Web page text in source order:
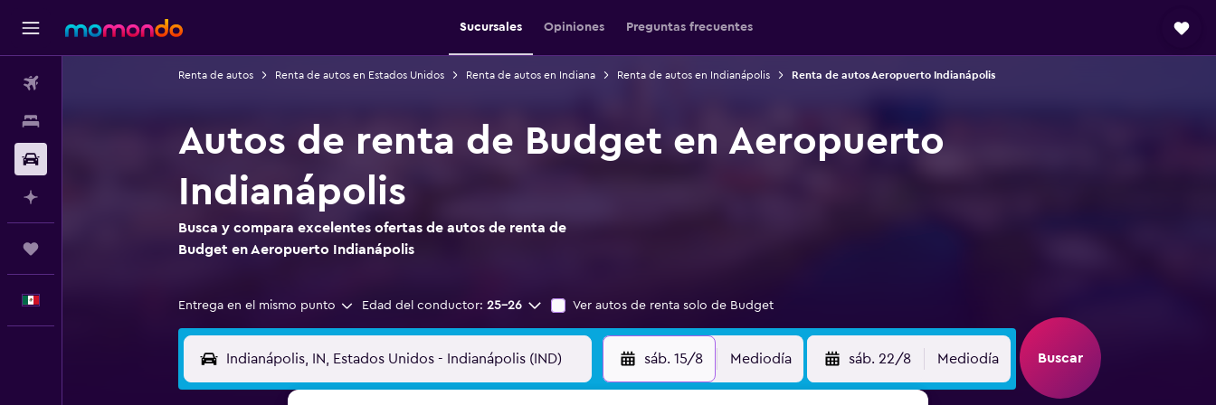
Sucursales Opiniones Preguntas frecuentes
Renta de autos Renta de autos en Estados Unidos Renta de autos en Indiana Renta de autos en Indianápolis Renta de autos Aeropuerto Indianápolis
Autos de renta de Budget en Aeropuerto
Indianápolis
Busca y compara excelentes ofertas de autos de renta de
Budget en Aeropuerto Indianápolis
Entrega en el mismo punto Edad del conductor: 25-26 Ver autos de renta solo de Budget
sáb. 15/8 Mediodía sáb. 22/8 Mediodía Buscar